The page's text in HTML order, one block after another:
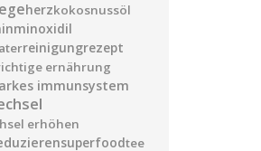
herzkokosnussöl
minoxidil
reinigungrezept
ernährung
immunsystem
erhöhen
superfoodtee